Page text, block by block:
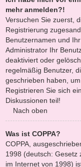
mehr anmelden?!
Versuchen Sie zuerst,
Registrierung
Benutzernamen und
Administrator Ihr
deaktiviert oder
regelmäßig Benutzer,
geschrieben haben,
Registrieren Sie sich
Diskussionen teil!
Nach oben
Was ist COPPA?
COPPA,
1998 (deutsch: Gesetz
im Internet von 1998)